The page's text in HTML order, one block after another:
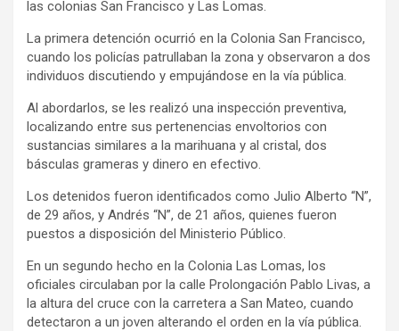
las colonias San Francisco y Las Lomas.
La primera detención ocurrió en la Colonia San Francisco,
cuando los policías patrullaban la zona y observaron a dos
individuos discutiendo y empujándose en la vía pública.
Al abordarlos, se les realizó una inspección preventiva,
localizando entre sus pertenencias envoltorios con
sustancias similares a la marihuana y al cristal, dos
básculas grameras y dinero en efectivo.
Los detenidos fueron identificados como Julio Alberto “N”,
de 29 años, y Andrés “N”, de 21 años, quienes fueron
puestos a disposición del Ministerio Público.
En un segundo hecho en la Colonia Las Lomas, los
oficiales circulaban por la calle Prolongación Pablo Livas, a
la altura del cruce con la carretera a San Mateo, cuando
detectaron a un joven alterando el orden en la vía pública.